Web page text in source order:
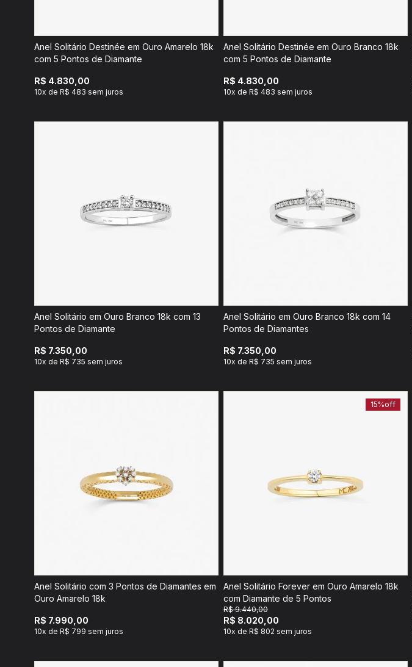
Anel Solitário Destinée em Ouro Amarelo 18k
com 5 Pontos de Diamante
R$ 4.830,00
10x de R$ 483 sem juros
Anel Solitário Destinée em Ouro Branco 18k
com 5 Pontos de Diamante
R$ 4.830,00
10x de R$ 483 sem juros
Anel Solitário em Ouro Branco 18k com 13
Pontos de Diamante
R$ 7.350,00
10x de R$ 735 sem juros
Anel Solitário em Ouro Branco 18k com 14
Pontos de Diamantes
R$ 7.350,00
10x de R$ 735 sem juros
Anel Solitário com 3 Pontos de Diamantes em
Ouro Amarelo 18k
R$ 7.990,00
10x de R$ 799 sem juros
15%off
Anel Solitário Forever em Ouro Amarelo 18k
com Diamante de 5 Pontos
R$ 9.440,00
R$ 8.020,00
10x de R$ 802 sem juros